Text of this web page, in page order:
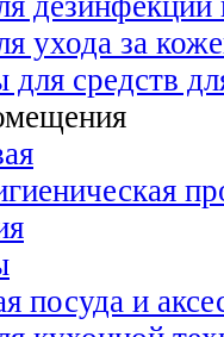
ухода за
для средств
посуда и